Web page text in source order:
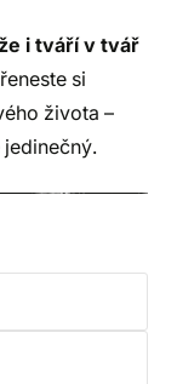
i tváří v tvář
si
života –